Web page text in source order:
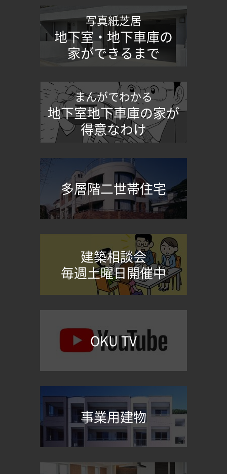
写真紙芝居
地下室・地下車庫の
家ができるまで
まんがでわかる
地下室地下車庫の家が
得意なわけ
多層階二世帯住宅
建築相談会
毎週土曜日開催中
OKU TV
事業用建物